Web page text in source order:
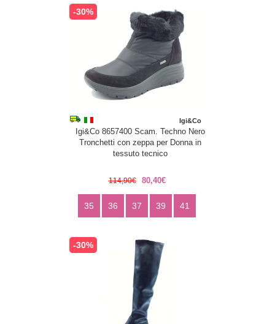
-30%
Igi&Co
Igi&Co 8657400 Scam. Techno Nero
Tronchetti con zeppa per Donna in
tessuto tecnico
114,90€ 80,40€
35 36 37 39 41
-30%